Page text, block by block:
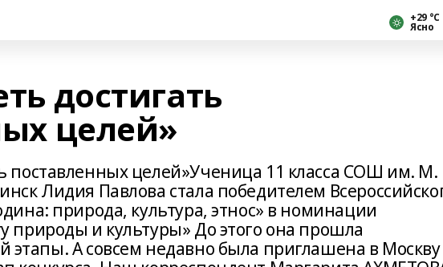
+29 °С
Ясно
достигать
целей»
поставленных целей»Ученица 11 класса СОШ им. М.
Лидия Павлова стала победителем
природа, культура, этнос» в номинации
природы и культуры» До этого она прошла
этапы. А совсем недавно была приглашена в Москву